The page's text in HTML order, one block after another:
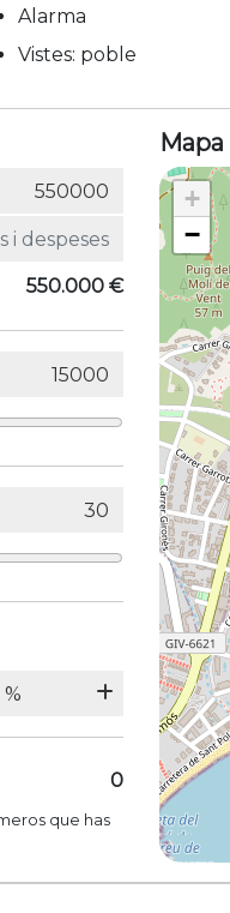
Alarma
Vistes: poble
550.000 €
0
que has
Mapa
+
−